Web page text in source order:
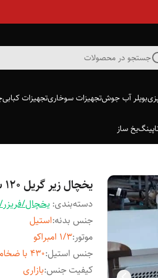
جستجو در محصولات
بویلر آب جوشتجهیزات سوخاریتجهیزات کبابی
یخ ساز
یخچال زیر گریل ۱۲۰ سانت
دسته‌بندی:یخچال/
جنس بدنه:استیل
موتور:۱/۳ امبراکو
جنس استیل:۴۳۰ با ضخامت ۰/۸
کیفیت جنس:بازاری